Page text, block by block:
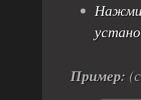
Пример: